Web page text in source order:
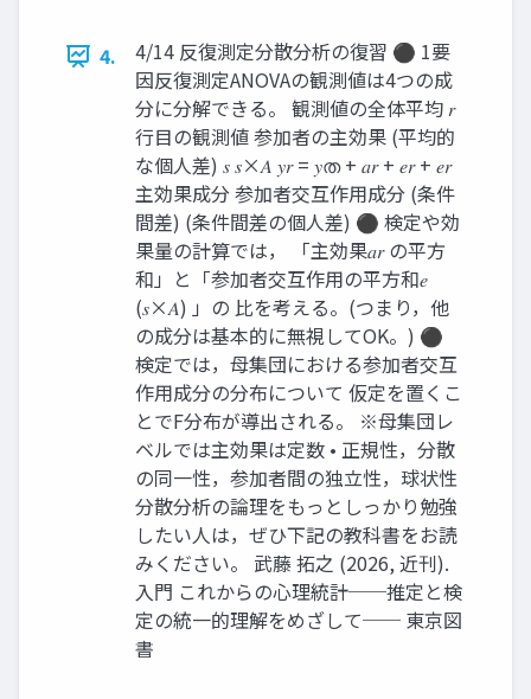
4.
4/14 反復測定分散分析の復習 ⚫ 1要
因反復測定ANOVAの観測値は4つの成
分に分解できる。 観測値の全体平均 𝑟
行目の観測値 参加者の主効果 (平均的
な個人差) 𝑠 𝑠×𝐴 𝑦𝑟 = 𝑦ത + 𝑎𝑟 + 𝑒𝑟 + 𝑒𝑟
主効果成分 参加者交互作用成分 (条件
間差) (条件間差の個人差) ⚫ 検定や効
果量の計算では， 「主効果𝑎𝑟 の平方
和」と「参加者交互作用の平方和𝑒
(𝑠×𝐴) 」の 比を考える。(つまり，他
の成分は基本的に無視してOK。) ⚫
検定では，母集団における参加者交互
作用成分の分布について 仮定を置くこ
とでF分布が導出される。 ※母集団レ
ベルでは主効果は定数 • 正規性，分散
の同一性，参加者間の独立性，球状性
分散分析の論理をもっとしっかり勉強
したい人は，ぜひ下記の教科書をお読
みください。 武藤 拓之 (2026, 近刊).
入門 これからの心理統計──推定と検
定の統一的理解をめざして── 東京図
書